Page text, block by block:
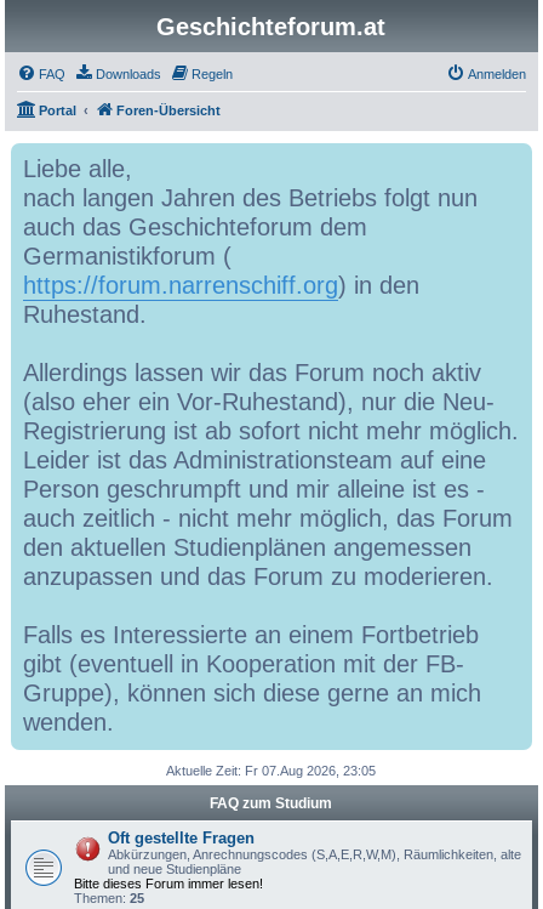
Geschichteforum.at
FAQ Downloads Regeln Anmelden
Portal Foren-Übersicht
Liebe alle,
nach langen Jahren des Betriebs folgt nun
auch das Geschichteforum dem
Germanistikforum (
https://forum.narrenschiff.org) in den
Ruhestand.
Allerdings lassen wir das Forum noch aktiv
(also eher ein Vor-Ruhestand), nur die Neu-
Registrierung ist ab sofort nicht mehr möglich.
Leider ist das Administrationsteam auf eine
Person geschrumpft und mir alleine ist es -
auch zeitlich - nicht mehr möglich, das Forum
den aktuellen Studienplänen angemessen
anzupassen und das Forum zu moderieren.
Falls es Interessierte an einem Fortbetrieb
gibt (eventuell in Kooperation mit der FB-
Gruppe), können sich diese gerne an mich
wenden.
Aktuelle Zeit: Fr 07.Aug 2026, 23:05
FAQ zum Studium
Oft gestellte Fragen
Abkürzungen, Anrechnungscodes (S,A,E,R,W,M), Räumlichkeiten, alte
und neue Studienpläne
Bitte dieses Forum immer lesen!
Themen:25